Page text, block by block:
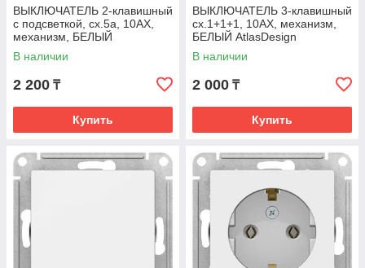
ВЫКЛЮЧАТЕЛЬ 2-клавишный
с подсветкой, сх.5а, 10АХ,
механизм, БЕЛЫЙ
AtlasDesign
В наличии
2 200 ₸
Купить
ВЫКЛЮЧАТЕЛЬ 3-клавишный
сх.1+1+1, 10АХ, механизм,
БЕЛЫЙ AtlasDesign
В наличии
2 000 ₸
Купить